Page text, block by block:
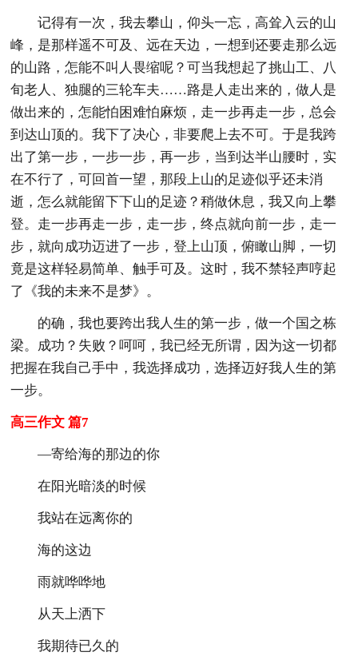
记得有一次，我去攀山，仰头一忘，高耸入云的山
峰，是那样遥不可及、远在天边，一想到还要走那么远
的山路，怎能不叫人畏缩呢？可当我想起了挑山工、八
旬老人、独腿的三轮车夫……路是人走出来的，做人是
做出来的，怎能怕困难怕麻烦，走一步再走一步，总会
到达山顶的。我下了决心，非要爬上去不可。于是我跨
出了第一步，一步一步，再一步，当到达半山腰时，实
在不行了，可回首一望，那段上山的足迹似乎还未消
逝，怎么就能留下下山的足迹？稍做休息，我又向上攀
登。走一步再走一步，走一步，终点就向前一步，走一
步，就向成功迈进了一步，登上山顶，俯瞰山脚，一切
竟是这样轻易简单、触手可及。这时，我不禁轻声哼起
了《我的未来不是梦》。
的确，我也要跨出我人生的第一步，做一个国之栋
梁。成功？失败？呵呵，我已经无所谓，因为这一切都
把握在我自己手中，我选择成功，选择迈好我人生的第
一步。
高三作文 篇7
—寄给海的那边的你
在阳光暗淡的时候
我站在远离你的
海的这边
雨就哗哗地
从天上洒下
我期待已久的